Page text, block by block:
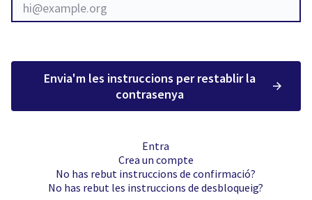
Envia'm les instruccions per restablir la
contrasenya
Entra
Crea un compte
No has rebut instruccions de confirmació?
No has rebut les instruccions de desbloqueig?